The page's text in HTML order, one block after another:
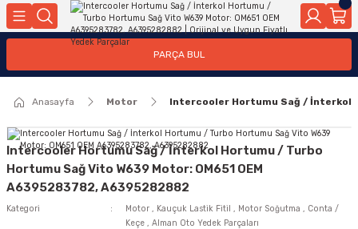
Geri Dön
Geri Dön
Geri Dön
Yakıt Pompası, Yakıt Hatları
Motor Elektrik
Ateşleme Buji Bobin Buji Kablosu
Alternatör Marş Motoru
Geri Dön
Geri Dön
Geri Dön
Kollar
Geri Dön
Geri Dön
Ön Arka
Geri Dön
PARÇA BUL
Anasayfa Motor Intercooler Hortumu Sağ / İnterkol
Intercooler Hortumu Sağ / İnterkol Hortumu / Turbo
Hortumu Sağ Vito W639 Motor: OM651 OEM
A6395283782, A6395282882
Kategori Motor , Kauçuk Lastik Fitil , Motor Soğutma , Conta /
Keçe , Alman Oto Yedek Parçaları